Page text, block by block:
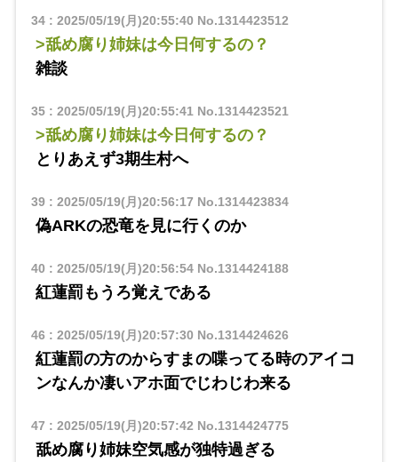
34: 2025/05/19(月)20:55:40 No.1314423512
>舐め腐り姉妹は今日何するの？
雑談
35: 2025/05/19(月)20:55:41 No.1314423521
>舐め腐り姉妹は今日何するの？
とりあえず3期生村へ
39: 2025/05/19(月)20:56:17 No.1314423834
偽ARKの恐竜を見に行くのか
40 : 2025/05/19(月)20:56:54No.1314424188
紅蓮罰もうろ覚えである
46 : 2025/05/19(月)20:57:30 No.1314424626
紅蓮罰の方のからすまの喋ってる時のアイコ
ンなんか凄いアホ面でじわじわ来る
47 : 2025/05/19(月)20:57:42 No.1314424775
舐め腐り姉妹空気感が独特過ぎる